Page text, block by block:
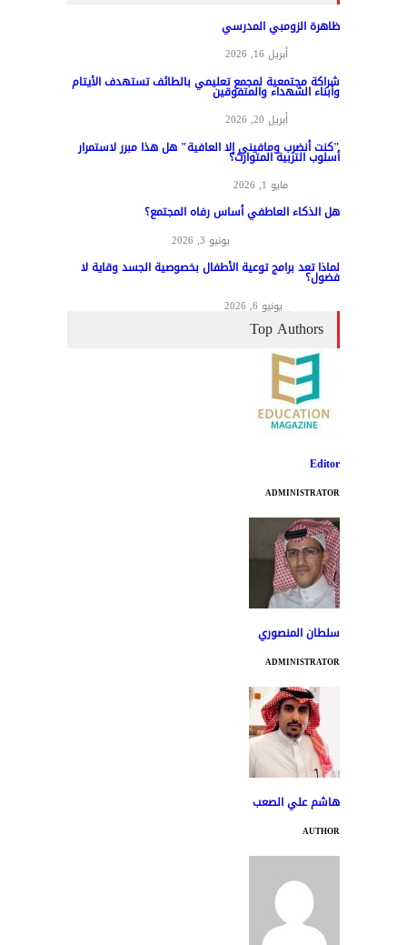
ظاهرة الزومبي المدرسي
أبريل 16, 2026
شراكة مجتمعية لمجمع تعليمي بالطائف تستهدف الأيتام
وأبناء الشهداء والمتفوقين
أبريل 20, 2026
"كنت أنضرب ومافيني إلا العافية" هل هذا مبرر لاستمرار
أسلوب التربية المتوارث؟
مايو 1, 2026
هل الذكاء العاطفي أساس رفاه المجتمع؟
يونيو 3, 2026
لماذا تعد برامج توعية الأطفال بخصوصية الجسد وقاية لا
فضول؟
يونيو 6, 2026
Top Authors
Editor
ADMINISTRATOR
سلطان المنصوري
ADMINISTRATOR
هاشم علي الصعب
AUTHOR